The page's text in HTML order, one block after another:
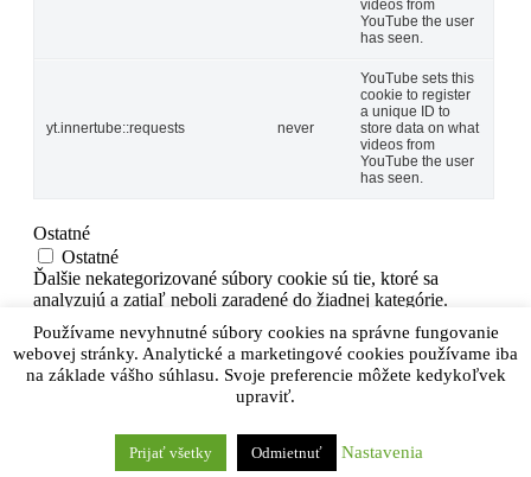
Používame nevyhnutné súbory cookies na správne fungovanie
webovej stránky. Analytické a marketingové cookies používame iba
na základe vášho súhlasu. Svoje preferencie môžete kedykoľvek
upraviť.
Prijať všetky Odmietnuť Nastavenia
videos from
YouTube the user
has seen.
yt.innertube::requests never
YouTube sets this
cookie to register
a unique ID to
store data on what
videos from
YouTube the user
has seen.
Ostatné
Ostatné
Ďalšie nekategorizované súbory cookie sú tie, ktoré sa
analyzujú a zatiaľ neboli zaradené do žiadnej kategórie.
ULOŽIŤ A PRIJAŤ
Powered by